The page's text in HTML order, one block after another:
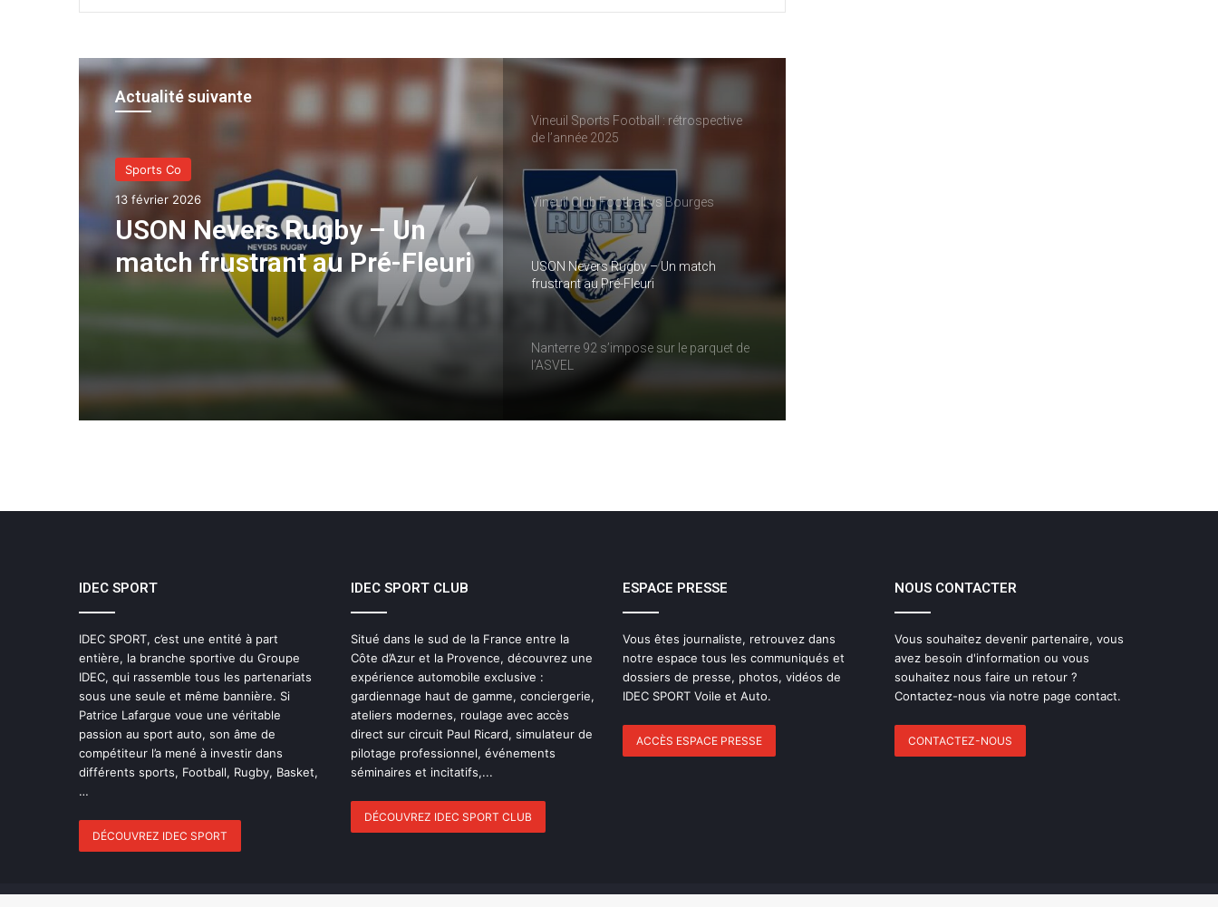
Actualité suivante
Sports Co
13 février 2026
USON Nevers Rugby – Un
match frustrant au Pré-Fleuri
Nanterre 92 : retour sur l’année 2025
Vineuil Sports Football : rétrospective
de l’année 2025
Vineuil Club Football vs Bourges
USON Nevers Rugby – Un match
frustrant au Pré-Fleuri
Nanterre 92 s’impose sur le parquet de
l’ASVEL
Nanterre 92 : retour sur l’année 2025
Vineuil Club Football vs Bourges
USON Nevers Rugby – Un match
frustrant au Pré-Fleuri
Nanterre 92 s’impose sur le parquet de
IDEC SPORT
IDEC SPORT, c’est une entité à part
entière, la branche sportive du Groupe
IDEC, qui rassemble tous les partenariats
sous une seule et même bannière. Si
Patrice Lafargue voue une véritable
passion au sport auto, son âme de
compétiteur l’a mené à investir dans
différents sports, Football, Rugby, Basket,
…
DÉCOUVREZ IDEC SPORT
IDEC SPORT CLUB
Situé dans le sud de la France entre la
Côte d’Azur et la Provence, découvrez une
expérience automobile exclusive :
gardiennage haut de gamme, conciergerie,
ateliers modernes, roulage avec accès
direct sur circuit Paul Ricard, simulateur de
pilotage professionnel, événements
séminaires et incitatifs,...
DÉCOUVREZ IDEC SPORT CLUB
ESPACE PRESSE
Vous êtes journaliste, retrouvez dans
notre espace tous les communiqués et
dossiers de presse, photos, vidéos de
IDEC SPORT Voile et Auto.
ACCÈS ESPACE PRESSE
NOUS CONTACTER
Vous souhaitez devenir partenaire, vous
avez besoin d'information ou vous
souhaitez nous faire un retour ?
Contactez-nous via notre page contact.
CONTACTEZ-NOUS